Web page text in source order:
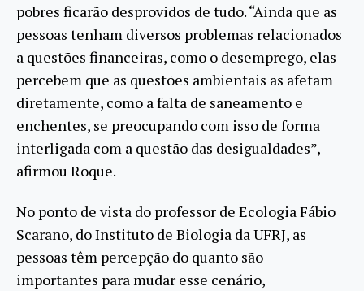
pobres ficarão desprovidos de tudo. “Ainda que as
pessoas tenham diversos problemas relacionados
a questões financeiras, como o desemprego, elas
percebem que as questões ambientais as afetam
diretamente, como a falta de saneamento e
enchentes, se preocupando com isso de forma
interligada com a questão das desigualdades”,
afirmou Roque.
No ponto de vista do professor de Ecologia Fábio
Scarano, do Instituto de Biologia da UFRJ, as
pessoas têm percepção do quanto são
importantes para mudar esse cenário,